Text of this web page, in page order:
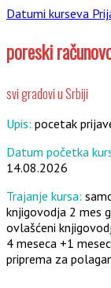
Datumi kurseva
poreski
svi gradovi u Srbiji
Upis: pocetak
Datum početka
14.08.2026
Trajanje kursa:
knjigovodja 2 mes
ovlašćeni
4 meseca +1
priprema za